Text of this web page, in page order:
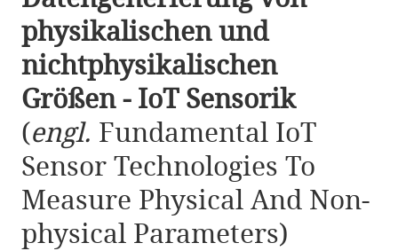
physikalischen und
nichtphysikalischen
Größen - IoT Sensorik
(engl. Fundamental IoT
Sensor Technologies To
Measure Physical And Non-
physical Parameters)